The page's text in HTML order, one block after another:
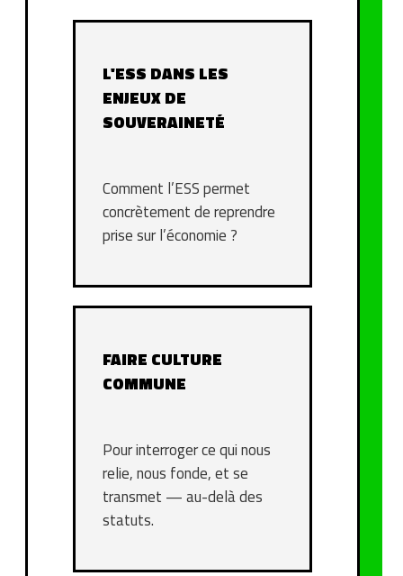
L'ESS DANS LES
ENJEUX DE
SOUVERAINETÉ
Comment l’ESS permet
concrètement de reprendre
prise sur l’économie ?
FAIRE CULTURE
COMMUNE
Pour interroger ce qui nous
relie, nous fonde, et se
transmet — au-delà des
statuts.